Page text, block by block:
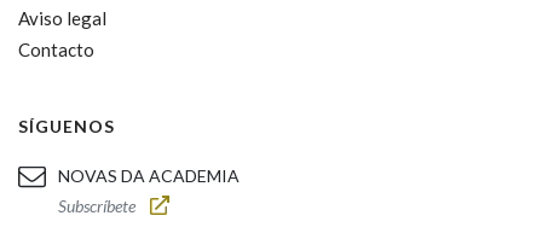
Aviso legal
Contacto
SÍGUENOS
NOVAS DA ACADEMIA
Subscríbete